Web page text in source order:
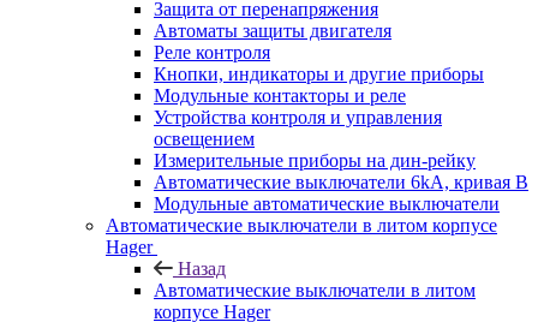
Защита от перенапряжения
Автоматы защиты двигателя
Реле контроля
Кнопки, индикаторы и другие приборы
Модульные контакторы и реле
Устройства контроля и управления
освещением
Измерительные приборы на дин-рейку
Автоматические выключатели 6kA, кривая В
Модульные автоматические выключатели
Автоматические выключатели в литом корпусе
Hager
Назад
Автоматические выключатели в литом
корпусе Hager